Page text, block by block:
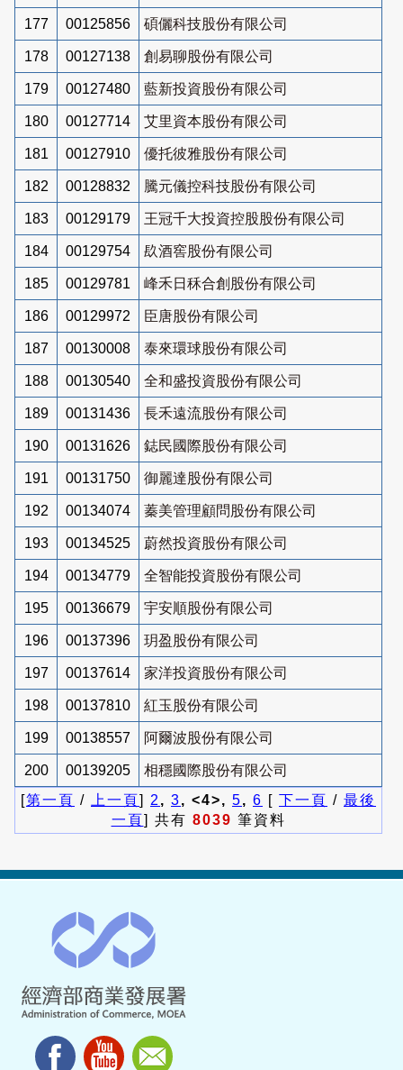
177 00125856 碩儷科技股份有限公司
178 00127138 創易聊股份有限公司
179 00127480 藍新投資股份有限公司
180 00127714 艾里資本股份有限公司
181 00127910 優托彼雅股份有限公司
182 00128832 騰元儀控科技股份有限公司
183 00129179 王冠千大投資控股股份有限公司
184 00129754 镹酒窖股份有限公司
185 00129781 峰禾日秝合創股份有限公司
186 00129972 臣唐股份有限公司
187 00130008 泰來環球股份有限公司
188 00130540 全和盛投資股份有限公司
189 00131436 長禾遠流股份有限公司
190 00131626 鋕民國際股份有限公司
191 00131750 御麗達股份有限公司
192 00134074 蓁美管理顧問股份有限公司
193 00134525 蔚然投資股份有限公司
194 00134779 全智能投資股份有限公司
195 00136679 宇安順股份有限公司
196 00137396 玥盈股份有限公司
197 00137614 家洋投資股份有限公司
198 00137810 紅玉股份有限公司
199 00138557 阿爾波股份有限公司
200 00139205
相穩國際股份有限公司
[第一頁 / 上一頁] 2 , 3, <4>, 5, 6 [ 下一頁 / 最後
一頁] 共有 8039 筆資料